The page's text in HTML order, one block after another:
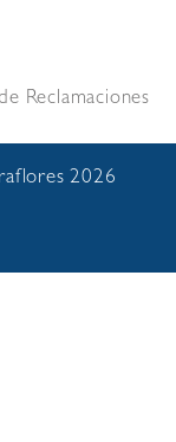
Reclamaciones
2026